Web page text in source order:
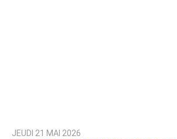
JEUDI 21 MAI 2026